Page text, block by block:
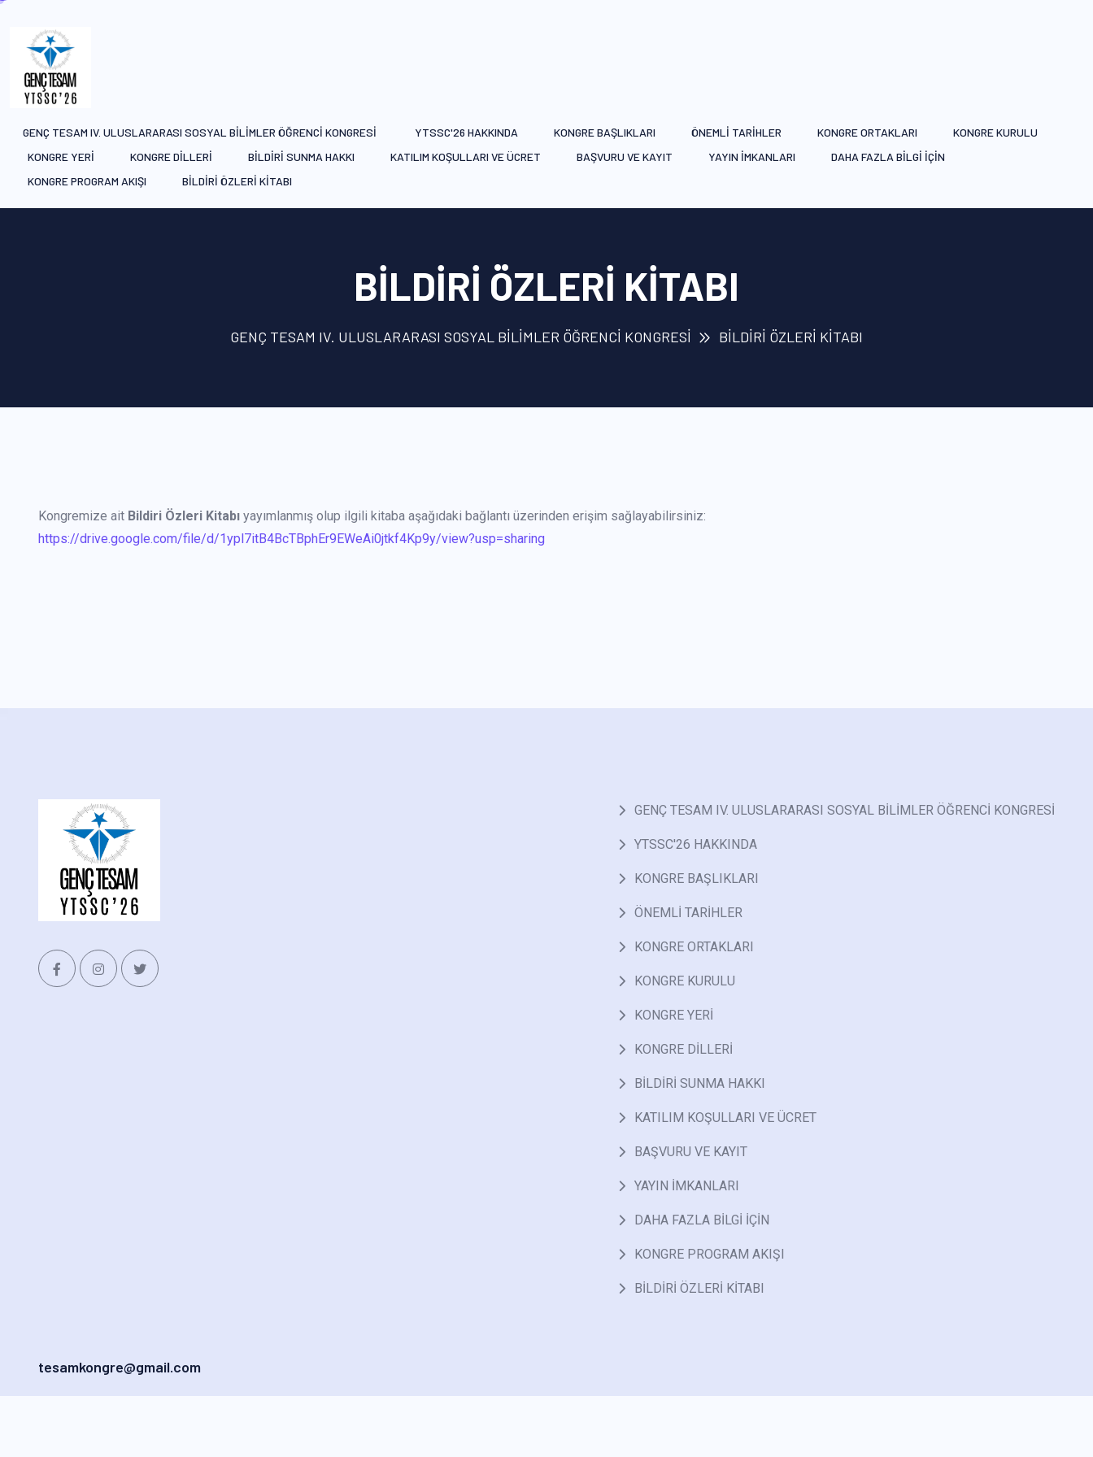
GENÇ TESAM IV. ULUSLARARASI SOSYAL BİLİMLER ÖĞRENCİ KONGRESİ YTSSC'26 HAKKINDA KONGRE BAŞLIKLARI ÖNEMLİ TARİHLER KONGRE ORTAKLARI
KONGRE KURULU
KONGRE YERİ
KONGRE DİLLERİ BİLDİRİ SUNMA HAKKI KATILIM KOŞULLARI VE ÜCRET BAŞVURU VE KAYIT YAYIN İMKANLARI
DAHA FAZLA BİLGİ İÇİN
KONGRE PROGRAM AKIŞI
BİLDİRİ ÖZLERİ KİTABI
BİLDİRİ ÖZLERİ KİTABI
GENÇ TESAM IV. ULUSLARARASI SOSYAL BİLİMLER ÖĞRENCİ KONGRESİ BİLDİRİ ÖZLERİ KİTABI
Kongremize ait Bildiri Özleri Kitabı yayımlanmış olup ilgili kitaba aşağıdaki bağlantı üzerinden erişim sağlayabilirsiniz:
https://drive.google.com/file/d/1ypl7itB4BcTBphEr9EWeAi0jtkf4Kp9y/view?usp=sharing
GENÇ TESAM IV. ULUSLARARASI SOSYAL BİLİMLER ÖĞRENCİ KONGRESİ
YTSSC'26 HAKKINDA
KONGRE BAŞLIKLARI
ÖNEMLİ TARİHLER
KONGRE ORTAKLARI
KONGRE KURULU
KONGRE YERİ
KONGRE DİLLERİ
BİLDİRİ SUNMA HAKKI
KATILIM KOŞULLARI VE ÜCRET
BAŞVURU VE KAYIT
YAYIN İMKANLARI
DAHA FAZLA BİLGİ İÇİN
KONGRE PROGRAM AKIŞI
BİLDİRİ ÖZLERİ KİTABI
tesamkongre@gmail.com